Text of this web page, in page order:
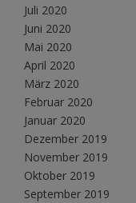
Juli 2020
Juni 2020
Mai 2020
April 2020
März 2020
Februar 2020
Januar 2020
Dezember 2019
November 2019
Oktober 2019
September 2019